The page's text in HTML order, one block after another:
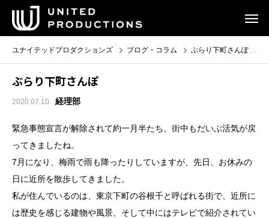
ユナイテッドプロダクションズ ブログ・コラム ぶらり下町さんぽ
ぶらり下町さんぽ
2020.07.10 経理部
緊急事態宣言が解除されて約一月半たち、街中もだいぶ活気が戻
ってきましたね。
7月になり、梅雨で雨も降ったりしていますが、先日、お休みの
日に近所を散歩してきました。
私が住んでいるのは、東京下町の谷根千と呼ばれる街で、近所に
は歴史を感じる建物や風景、そして中にはテレビで紹介されてい